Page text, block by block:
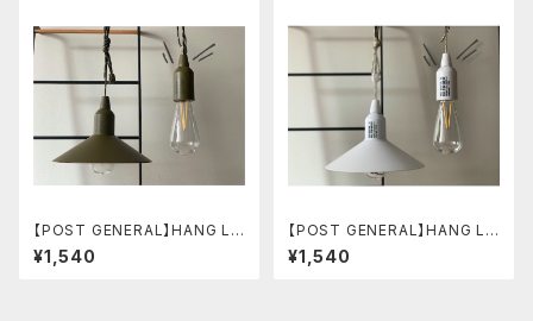
【POST GENERAL】HANG LA
MP type1 オリーブカーキ
¥1,540
【POST GENERAL】HANG LA
MP type1 ホワイト
¥1,540